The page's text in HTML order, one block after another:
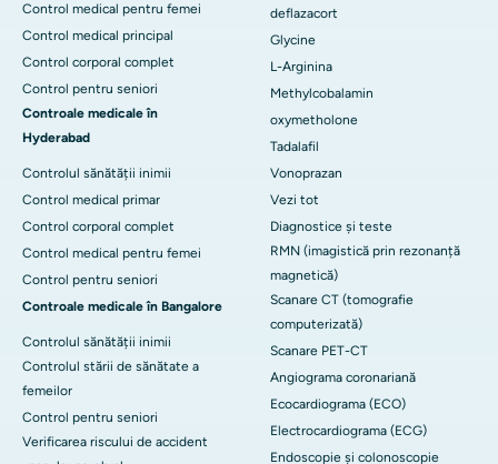
Control medical pentru femei
Control medical principal
Control corporal complet
Control pentru seniori
Controale medicale în
Hyderabad
Controlul sănătății inimii
Control medical primar
Control corporal complet
Control medical pentru femei
Control pentru seniori
Controale medicale în Bangalore
Controlul sănătății inimii
Controlul stării de sănătate a
femeilor
Control pentru seniori
Verificarea riscului de accident
deflazacort
Glycine
L-Arginina
Methylcobalamin
oxymetholone
Tadalafil
Vonoprazan
Vezi tot
Diagnostice și teste
RMN (imagistică prin rezonanță
magnetică)
Scanare CT (tomografie
computerizată)
Scanare PET-CT
Angiograma coronariană
Ecocardiograma (ECO)
Electrocardiograma (ECG)
Endoscopie și colonoscopie